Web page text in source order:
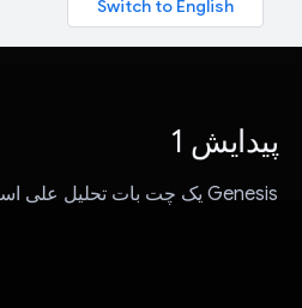
پیدایش 1
Genesis یک چت بات تحلیل علی است.